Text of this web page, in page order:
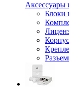
Блоки